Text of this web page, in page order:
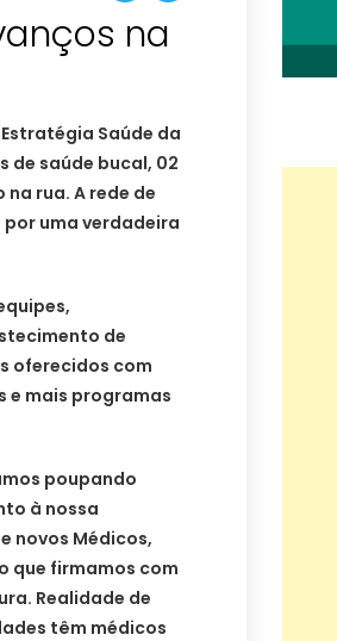
na
Saúde da
de saúde bucal, 02
rua. A rede de
uma verdadeira
de
oferecidos com
e mais programas
poupando
à nossa
novos Médicos,
que firmamos com
Realidade de
têm médicos